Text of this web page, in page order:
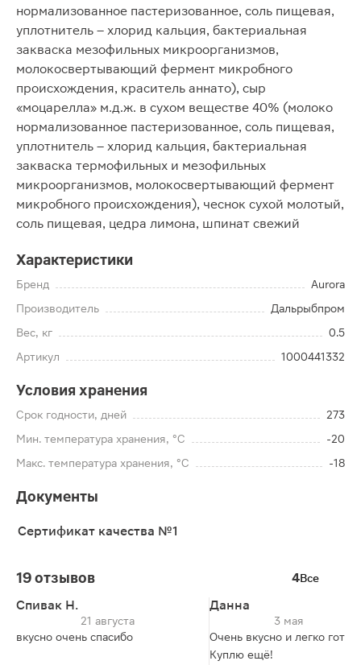
нормализованное пастеризованное, соль пищевая,
уплотнитель – хлорид кальция, бактериальная
закваска мезофильных микроорганизмов,
молокосвертывающий фермент микробного
происхождения, краситель аннато), сыр
«моцарелла» м.д.ж. в сухом веществе 40% (молоко
нормализованное пастеризованное, соль пищевая,
уплотнитель – хлорид кальция, бактериальная
закваска термофильных и мезофильных
микроорганизмов, молокосвертывающий фермент
микробного происхождения), чеснок сухой молотый,
соль пищевая, цедра лимона, шпинат свежий
Характеристики
Бренд
Aurora
Производитель
Дальрыбпром
Вес, кг
0.5
Артикул
1000441332
Условия хранения
Срок годности, дней
273
Мин. температура хранения, °C
-20
Макс. температура хранения, °C
-18
Документы
Сертификат качества №1
19 отзывов 4Все
Спивак Н.
21 августа
вкусно очень спасибо
Данна
3 мая
Очень вкусно и легко
Куплю ещё!